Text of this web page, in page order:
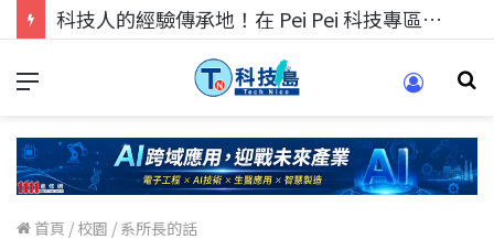
科技人找工作，就到TECH+ 科技專區!
首頁 / 校園 / 系所長的話